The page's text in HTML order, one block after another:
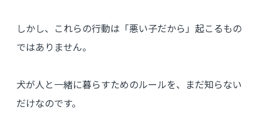
しかし、これらの行動は「悪い子だから」起こるもの
ではありません。
犬が人と一緒に暮らすためのルールを、まだ知らない
だけなのです。